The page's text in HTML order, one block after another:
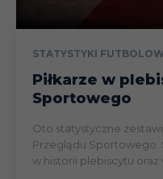
STATYSTYKI
Piłkarze w
Sportowego
Oto statystyczne
Przeglądu Sportowego.
w historii plebiscytu oraz